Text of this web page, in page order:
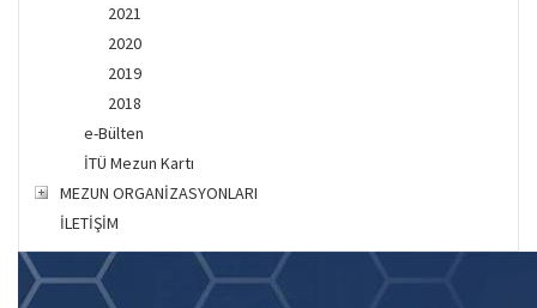
2021
2020
2019
2018
e-Bülten
İTÜ Mezun Kartı
MEZUN ORGANİZASYONLARI
İLETİŞİM